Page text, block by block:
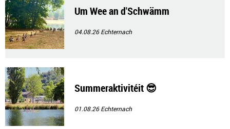
Um Wee an d'Schwämm
04.08.26Echternach
Summeraktivitéit 😎
01.08.26Echternach